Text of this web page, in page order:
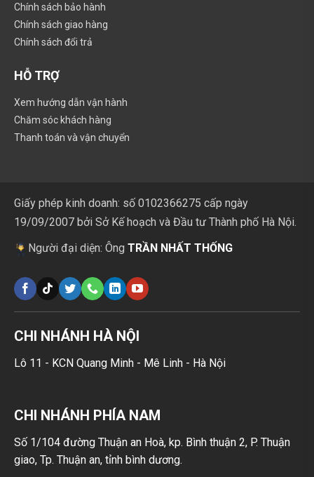
Chính sách bảo hành
Chính sách giao hàng
Chính sách đổi trả
HỖ TRỢ
Xem hướng dẫn vận hành
Chăm sóc khách hàng
Thanh toán và vận chuyển
Giấy phép kinh doanh: số 0102366275 cấp ngày
19/09/2007 bởi Sở Kế hoạch và Đầu tư Thành phố Hà Nội.
Người đại diện: Ông TRẦN NHẤT THỐNG
CHI NHÁNH HÀ NỘI
Lô 11 - KCN Quang Minh - Mê Linh - Hà Nội
CHI NHÁNH PHÍA NAM
Số 1/104 đường Thuận an Hoà, kp. Bình thuận 2, P. Thuận
giao, Tp. Thuận an, tỉnh bình dương.